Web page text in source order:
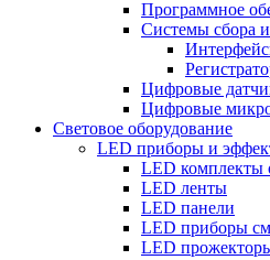
Программное
Системы сбора
Цифровые
Цифровые
Световое оборудование
LED приборы и
LED комплекты
LED ленты
LED панели
LED приборы
LED